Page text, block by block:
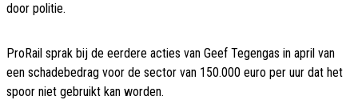
door politie.
ProRail sprak bij de eerdere acties van Geef Tegengas in april van
een schadebedrag voor de sector van 150.000 euro per uur dat het
spoor niet gebruikt kan worden.